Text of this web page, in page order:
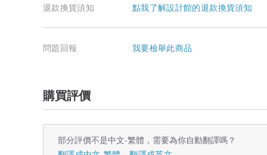
退款換貨須知 點我了解設計館的退款換貨須知
問題回報 我要檢舉此商品
購買評價
部分評價不是中文-繁體，需要為你自動翻譯嗎？